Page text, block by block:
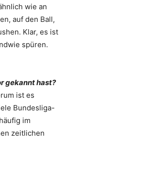
wie an
auf den Ball,
Klar, es ist
spüren.
gekannt hast?
ist es
Bundesliga-
im
zeitlichen